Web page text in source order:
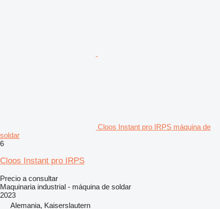
Cloos Instant pro IRPS máquina de
soldar
6
Cloos Instant pro IRPS
Precio a consultar
Maquinaria industrial - máquina de soldar
2023
Alemania, Kaiserslautern